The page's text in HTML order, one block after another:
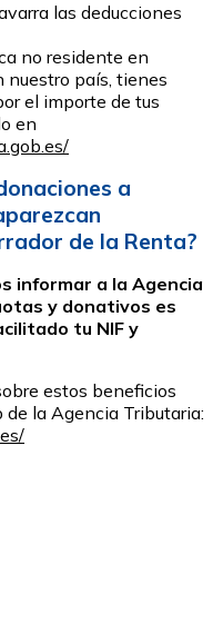
las deducciones
no residente en
nuestro país, tienes
el importe de tus
en
a
de la Renta?
informar a la Agencia
y donativos es
tu NIF y
estos beneficios
la Agencia Tributaria: